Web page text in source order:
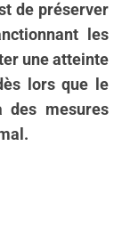
de préserver
les
une atteinte
lors que le
des mesures